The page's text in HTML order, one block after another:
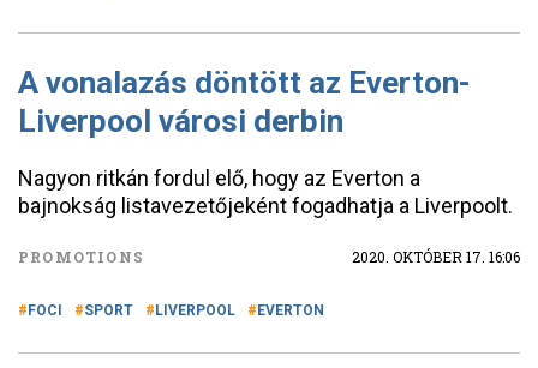
A vonalazás döntött az Everton-
Liverpool városi derbin
Nagyon ritkán fordul elő, hogy az Everton a
bajnokság listavezetőjeként fogadhatja a Liverpoolt.
PROMOTIONS 2020. OKTÓBER 17. 16:06
FOCI SPORT LIVERPOOL EVERTON